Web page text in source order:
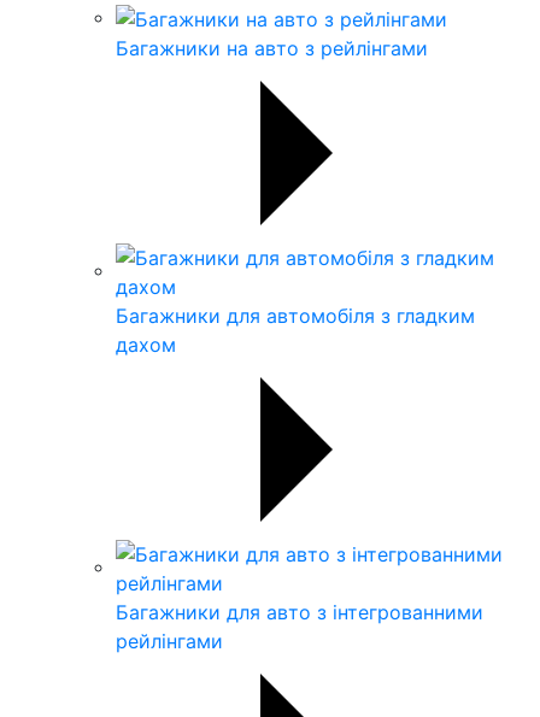
Багажники на авто з рейлінгами
Багажники для автомобіля з гладким
дахом
Багажники для авто з інтегрованними
рейлінгами